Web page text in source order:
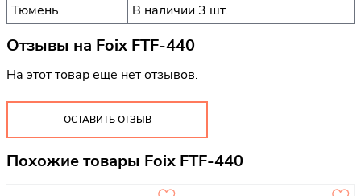
Тюмень
В наличии 3 шт.
Отзывы на Foix FTF-440
На этот товар еще нет отзывов.
ОСТАВИТЬ ОТЗЫВ
Похожие товары Foix FTF-440